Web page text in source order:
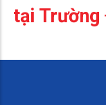
tại Trường